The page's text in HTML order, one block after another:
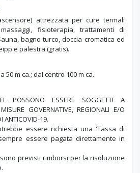
attrezzata per cure termali
fisioterapia, trattamenti di
bagno turco, doccia cromatica ed
e palestra (gratis).
50 m ca.; dal centro 100 m ca.
POSSONO ESSERE SOGGETTI A
GOVERNATIVE, REGIONALI E/O
ANTICOVID-19.
essere richiesta una 'Tassa di
essere pagata direttamente in
previsti rimborsi per la risoluzione